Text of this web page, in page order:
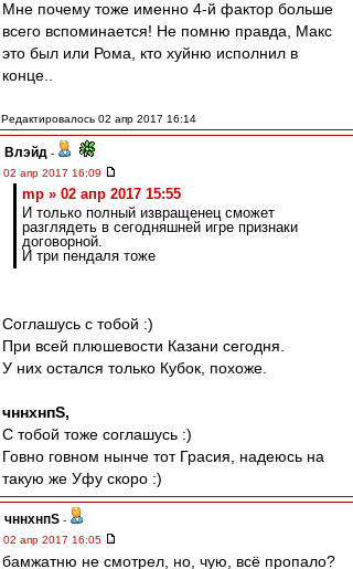
Мне почему тоже именно 4-й фактор больше
всего вспоминается! Не помню правда, Макс
это был или Рома, кто хуйню исполнил в
конце..
Редактировалось 02 апр 2017 16:14
Влэйд -
02 апр 2017 16:09
mp » 02 апр 2017 15:55
И только полный извращенец сможет
разглядеть в сегодняшней игре признаки
договорной.
И три пендаля тоже
Соглашусь с тобой :)
При всей плюшевости Казани сегодня.
У них остался только Кубок, похоже.
чннхнпS,
С тобой тоже соглашусь :)
Говно говном нынче тот Грасия, надеюсь на
такую же Уфу скоро :)
чннхнпS -
02 апр 2017 16:05
бамжатню не смотрел, но, чую, всё пропало?